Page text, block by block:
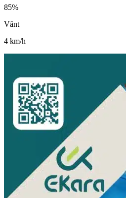
85%
Vânt
4 km/h